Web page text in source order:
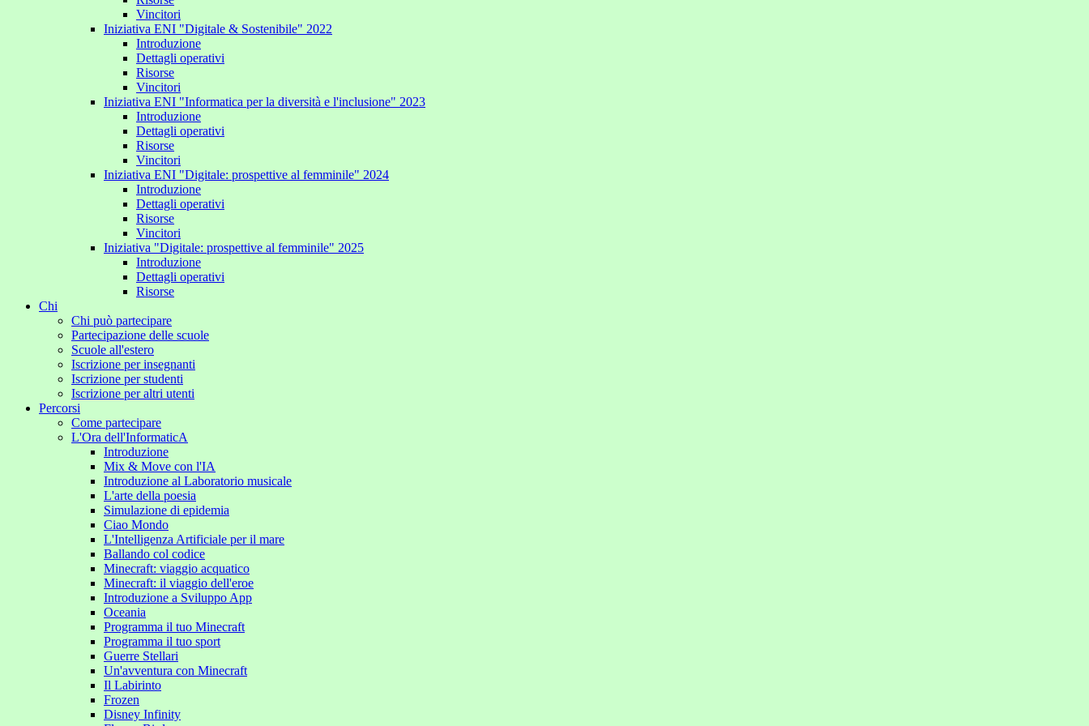
Vincitori
Iniziativa ENI "Digitale & Sostenibile" 2022
Introduzione
Dettagli operativi
Risorse
Vincitori
Iniziativa ENI "Informatica per la diversità e l'inclusione" 2023
Introduzione
Dettagli operativi
Risorse
Vincitori
Iniziativa ENI "Digitale: prospettive al femminile" 2024
Introduzione
Dettagli operativi
Risorse
Vincitori
Iniziativa "Digitale: prospettive al femminile" 2025
Introduzione
Dettagli operativi
Risorse
Chi
Chi può partecipare
Partecipazione delle scuole
Scuole all'estero
Iscrizione per insegnanti
Iscrizione per studenti
Iscrizione per altri utenti
Percorsi
Come partecipare
L'Ora dell'InformaticA
Introduzione
Mix & Move con l'IA
Introduzione al Laboratorio musicale
L'arte della poesia
Simulazione di epidemia
Ciao Mondo
L'Intelligenza Artificiale per il mare
Ballando col codice
Minecraft: viaggio acquatico
Minecraft: il viaggio dell'eroe
Introduzione a Sviluppo App
Oceania
Programma il tuo Minecraft
Programma il tuo sport
Guerre Stellari
Un'avventura con Minecraft
Il Labirinto
Frozen
Disney Infinity